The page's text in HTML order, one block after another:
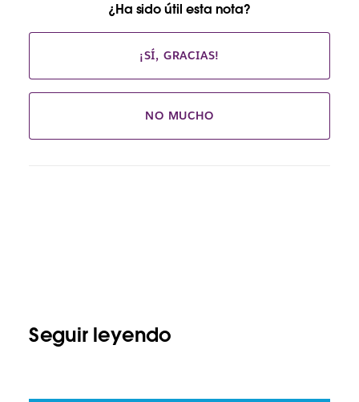
¿Ha sido útil esta nota?
¡SÍ, GRACIAS!
NO MUCHO
Seguir leyendo